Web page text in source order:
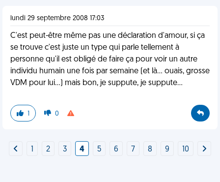
lundi 29 septembre 2008 17:03
C'est peut-être même pas une déclaration d'amour, si ça
se trouve c'est juste un type qui parle tellement à
personne qu'il est obligé de faire ça pour voir un autre
individu humain une fois par semaine (et là... ouais, grosse
VDM pour lui...) mais bon, je suppute, je suppute...
1 0
2 3 4 5 6 7 8 9 10